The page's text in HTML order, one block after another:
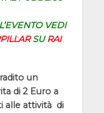
VEDI
SURAI
un
di 2 Euro a
alle attività di